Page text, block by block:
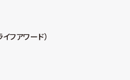
フアワード）